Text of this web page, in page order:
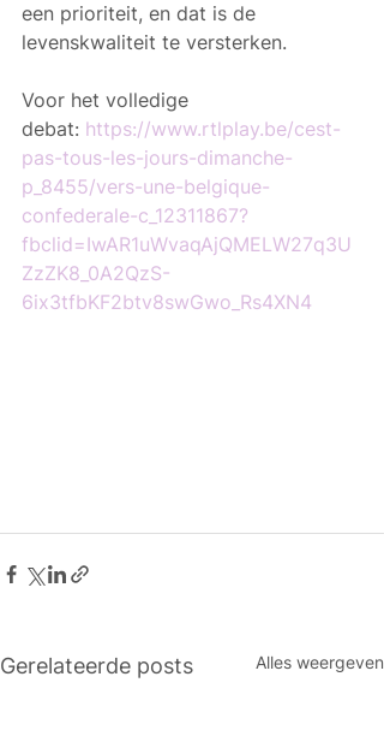
een prioriteit, en dat is de
levenskwaliteit te versterken.
Voor het volledige
debat: https://www.rtlplay.be/cest-
pas-tous-les-jours-dimanche-
p_8455/vers-une-belgique-
confederale-c_12311867?
fbclid=IwAR1uWvaqAjQMELW27q3U
ZzZK8_0A2QzS-
6ix3tfbKF2btv8swGwo_Rs4XN4
Gerelateerde posts Alles weergeven